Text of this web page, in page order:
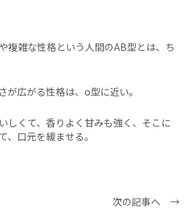
複雑な性格という人間のAB型とは、ち
が広がる性格は、o型に近い。
しくて、香りよく甘みも強く、そこに
、口元を緩ませる。
次の記事へ →